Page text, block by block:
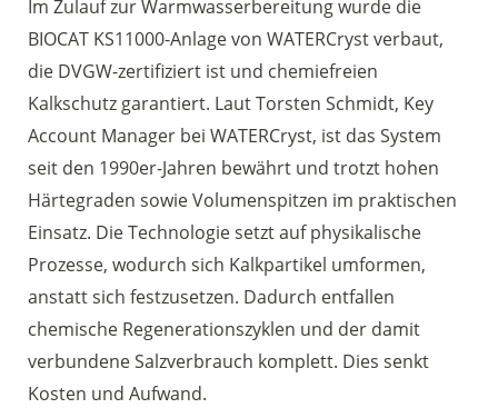
Im Zulauf zur Warmwasserbereitung wurde die
BIOCAT KS11000-Anlage von WATERCryst verbaut,
die DVGW-zertifiziert ist und chemiefreien
Kalkschutz garantiert. Laut Torsten Schmidt, Key
Account Manager bei WATERCryst, ist das System
seit den 1990er-Jahren bewährt und trotzt hohen
Härtegraden sowie Volumenspitzen im praktischen
Einsatz. Die Technologie setzt auf physikalische
Prozesse, wodurch sich Kalkpartikel umformen,
anstatt sich festzusetzen. Dadurch entfallen
chemische Regenerationszyklen und der damit
verbundene Salzverbrauch komplett. Dies senkt
Kosten und Aufwand.